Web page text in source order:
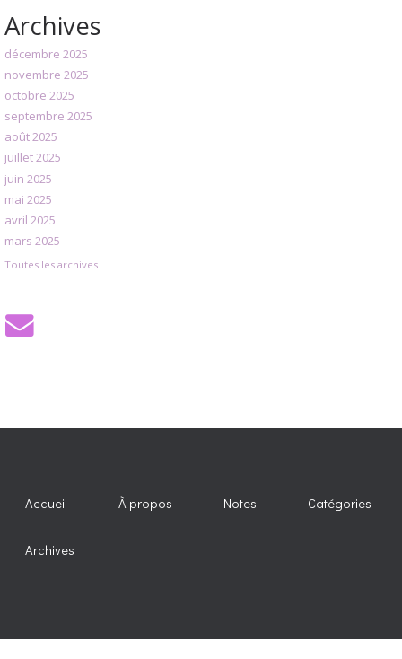
Archives
décembre 2025
novembre 2025
octobre 2025
septembre 2025
août 2025
juillet 2025
juin 2025
mai 2025
avril 2025
mars 2025
Toutes les archives
Accueil À propos Notes Catégories
Archives